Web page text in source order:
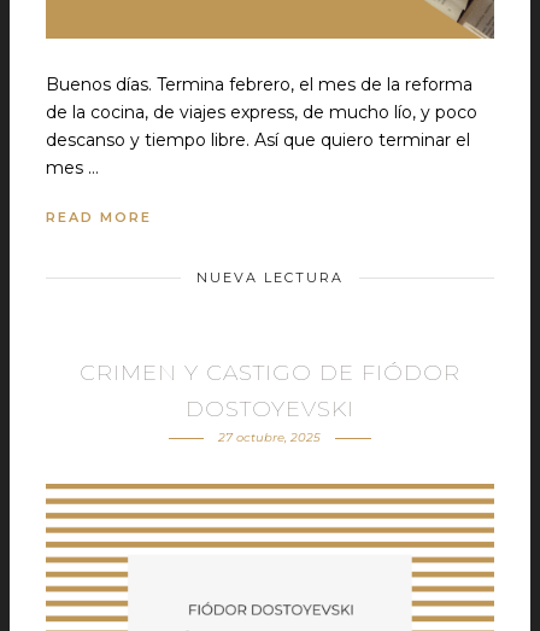
Buenos días. Termina febrero, el mes de la reforma
de la cocina, de viajes express, de mucho lío, y poco
descanso y tiempo libre. Así que quiero terminar el
mes …
READ MORE
NUEVA LECTURA
CRIMEN Y CASTIGO DE FIÓDOR
DOSTOYEVSKI
27 octubre, 2025